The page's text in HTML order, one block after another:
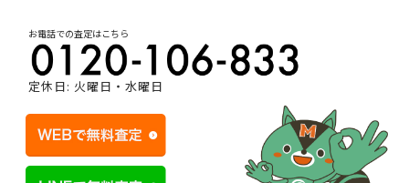
お電話での査定はこちら
定休日: 火曜日・水曜日